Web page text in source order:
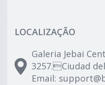
LOCALIZAÇÃO
Galeria Jebai
3257.Ciudad
Email: